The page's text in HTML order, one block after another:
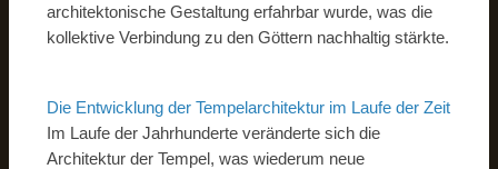
architektonische Gestaltung erfahrbar wurde, was die
kollektive Verbindung zu den Göttern nachhaltig stärkte.
Die Entwicklung der Tempelarchitektur im Laufe der Zeit
Im Laufe der Jahrhunderte veränderte sich die
Architektur der Tempel, was wiederum neue